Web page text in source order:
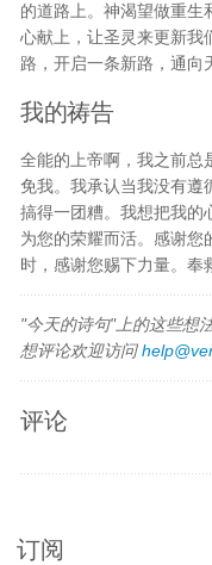
的道路上。神渴望做重生
心献上，让圣灵来更新我
路，开启一条新路，通向
我的祷告
全能的上帝啊，我之前总
免我。我承认当我没有遵
搞得一团糟。我想把我的
为您的荣耀而活。感谢您
时，感谢您赐下力量。奉
"今天的诗句"上的这些想
想评论欢迎访问
评论
订阅